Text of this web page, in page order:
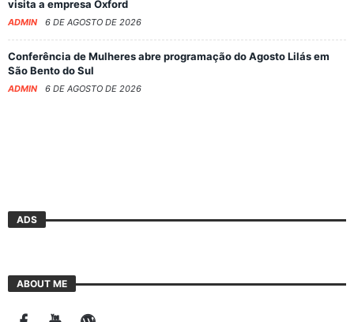
visita a empresa Oxford
ADMIN 6 DE AGOSTO DE 2026
Conferência de Mulheres abre programação do Agosto Lilás em
São Bento do Sul
ADMIN 6 DE AGOSTO DE 2026
ADS
ABOUT ME